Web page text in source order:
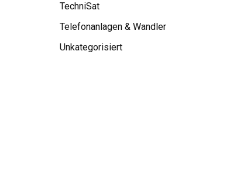
TechniSat
Telefonanlagen & Wandler
Unkategorisiert